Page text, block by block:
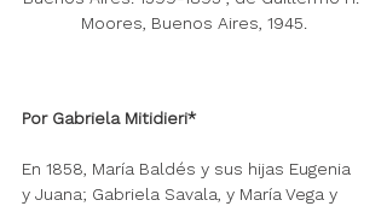
Moores, Buenos Aires, 1945.
Por Gabriela Mitidieri*
En 1858, María Baldés y sus hijas Eugenia
y Juana; Gabriela Savala, y María Vega y